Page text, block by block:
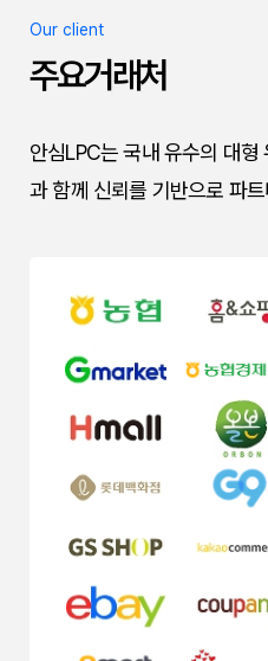
Our client
주요거래처
안심LPC는 국내 유수의 대
과 함께 신뢰를 기반으로 파